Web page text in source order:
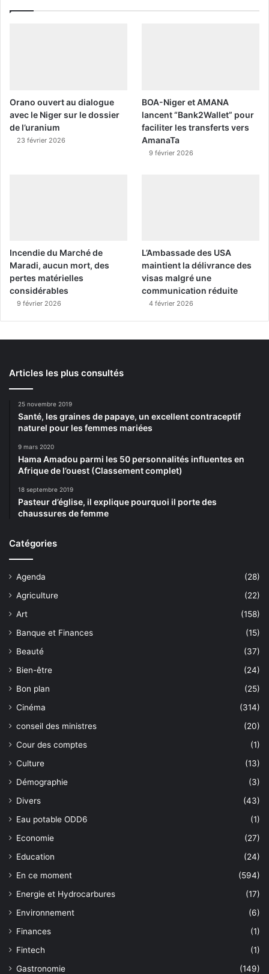
Orano ouvert au dialogue
avec le Niger sur le dossier
de l’uranium
23 février 2026
BOA-Niger et AMANA
lancent “Bank2Wallet” pour
faciliter les transferts vers
AmanaTa
9 février 2026
Incendie du Marché de
Maradi, aucun mort, des
pertes matérielles
considérables
9 février 2026
L’Ambassade des USA
maintient la délivrance des
visas malgré une
communication réduite
4 février 2026
Articles les plus consultés
25 novembre 2019
Santé, les graines de papaye, un excellent contraceptif
naturel pour les femmes mariées
9 mars 2020
Hama Amadou parmi les 50 personnalités influentes en
Afrique de l’ouest (Classement complet)
18 septembre 2019
Pasteur d’église, il explique pourquoi il porte des
chaussures de femme
Catégories
Agenda
(28)
Agriculture
(22)
Art
(158)
Banque et Finances
(15)
Beauté
(37)
Bien-être
(24)
Bon plan
(25)
Cinéma
(314)
conseil des ministres
(20)
Cour des comptes
(1)
Culture
(13)
Démographie
(3)
Divers
(43)
Eau potable ODD6
(1)
Economie
(27)
Education
(24)
En ce moment
(594)
Energie et Hydrocarbures
(17)
Environnement
(6)
Finances
(1)
Fintech
(1)
Gastronomie
(149)